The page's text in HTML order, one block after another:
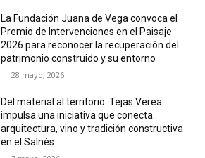
La Fundación Juana de Vega convoca el
Premio de Intervenciones en el Paisaje
2026 para reconocer la recuperación del
patrimonio construido y su entorno
28 mayo, 2026
Del material al territorio: Tejas Verea
impulsa una iniciativa que conecta
arquitectura, vino y tradición constructiva
en el Salnés